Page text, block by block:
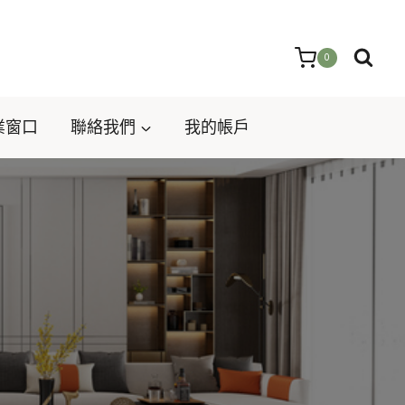
0
窗口 聯絡我們 我的帳戶